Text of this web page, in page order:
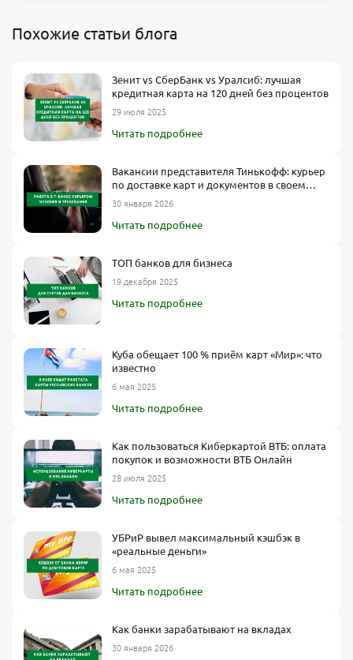
Похожие статьи блога
Зенит vs СберБанк vs Уралсиб: лучшая
кредитная карта на 120 дней без процентов
29 июля 2025
Читать подробнее
Вакансии представителя Тинькофф: курьер
по доставке карт и документов в своем
30 января 2026
Читать подробнее
ТОП банков для бизнеса
19 декабря 2025
Читать подробнее
Куба обещает 100 % приём карт «Мир»: что
известно
6 мая 2025
Читать подробнее
Как пользоваться Киберкартой ВТБ: оплата
покупок и возможности ВТБ Онлайн
28 июля 2025
Читать подробнее
УБРиР вывел максимальный кэшбэк в
«реальные деньги»
6 мая 2025
Читать подробнее
Как банки зарабатывают на вкладах
30 января 2026